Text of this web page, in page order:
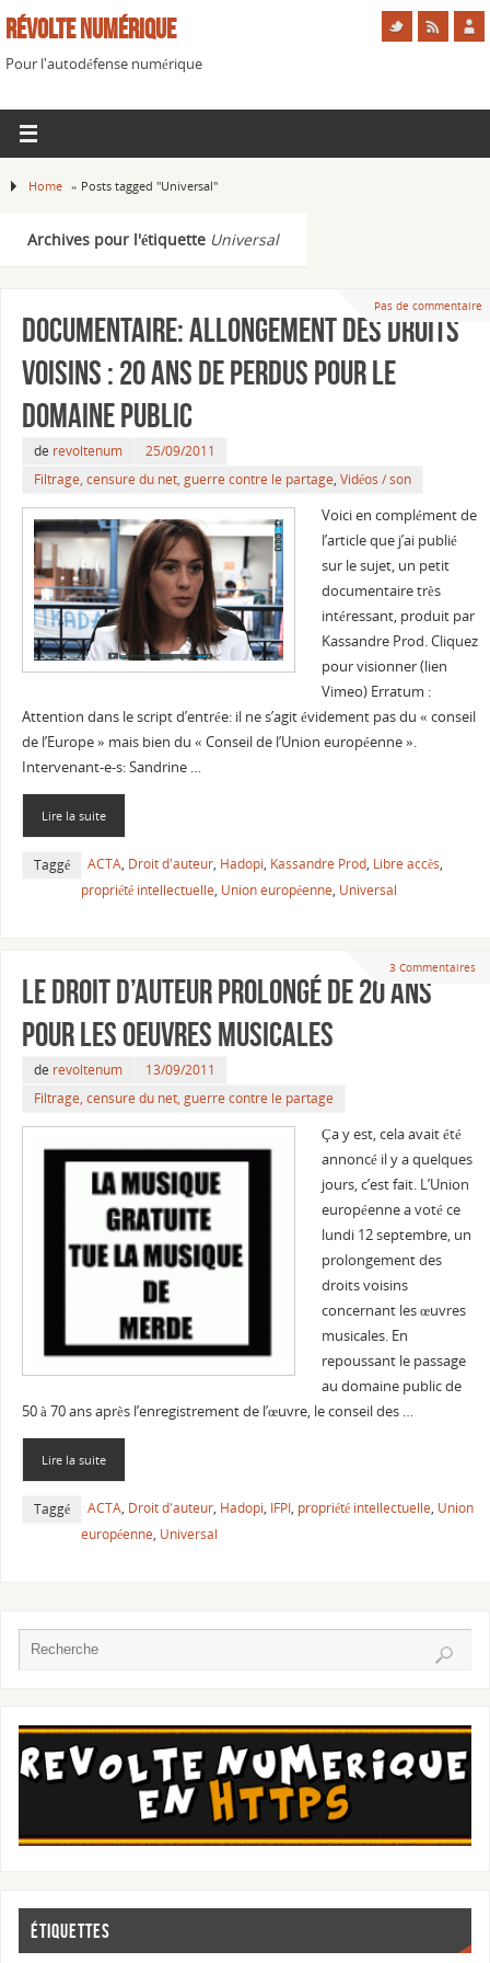
Révolte Numérique
Pour l'autodéfense numérique
Home » Posts tagged "Universal"
Archives pour l'étiquette Universal
Pas de commentaire
Documentaire: Allongement des droits
voisins : 20 ans de perdus pour le
domaine public
de revoltenum
25/09/2011
Filtrage, censure du net, guerre contre le partage, Vidéos / son
Voici en complément de
l’article que j’ai publié
sur le sujet, un petit
documentaire très
intéressant, produit par
Kassandre Prod. Cliquez
pour visionner (lien
Vimeo) Erratum :
Attention dans le script d’entrée: il ne s’agit évidement pas du « conseil
de l’Europe » mais bien du « Conseil de l’Union européenne ».
Intervenant-e-s: Sandrine …
Lire la suite
Taggé ACTA, Droit d'auteur, Hadopi, Kassandre Prod, Libre accès,
propriété intellectuelle, Union européenne, Universal
3 Commentaires
Le droit d’auteur prolongé de 20 ans
pour les oeuvres musicales
de revoltenum
13/09/2011
Filtrage, censure du net, guerre contre le partage
Ça y est, cela avait été
annoncé il y a quelques
jours, c’est fait. L’Union
européenne a voté ce
lundi 12 septembre, un
prolongement des
droits voisins
concernant les œuvres
musicales. En
repoussant le passage
au domaine public de
50 à 70 ans après l’enregistrement de l’œuvre, le conseil des …
Lire la suite
Taggé ACTA, Droit d'auteur, Hadopi, IFPI, propriété intellectuelle, Union
européenne, Universal
Étiquettes